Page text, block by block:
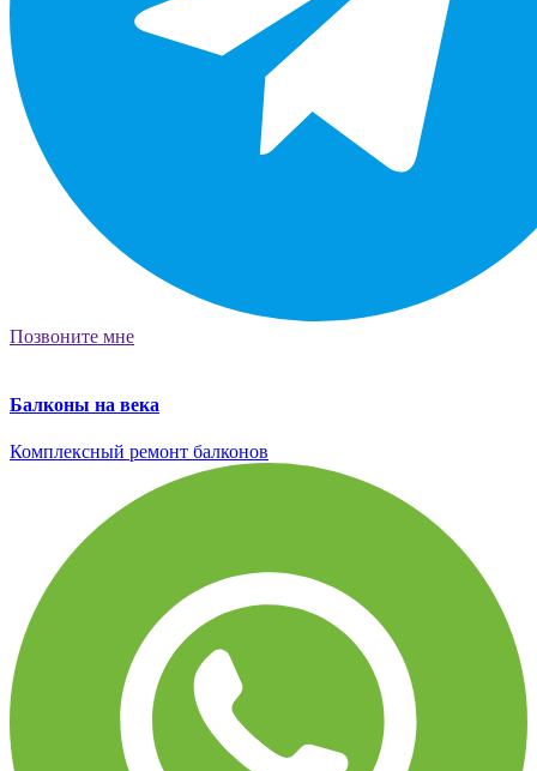
Позвоните мне
Балконы на века
Комплексный ремонт балконов